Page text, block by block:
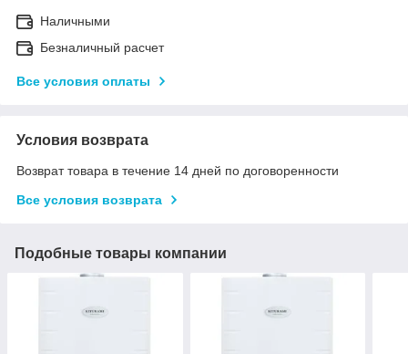
Наличными
Безналичный расчет
Все условия оплаты
Условия возврата
Возврат товара в течение 14 дней по договоренности
Все условия возврата
Подобные товары компании